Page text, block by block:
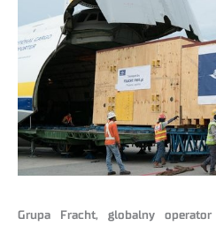
Grupa Fracht, globalny